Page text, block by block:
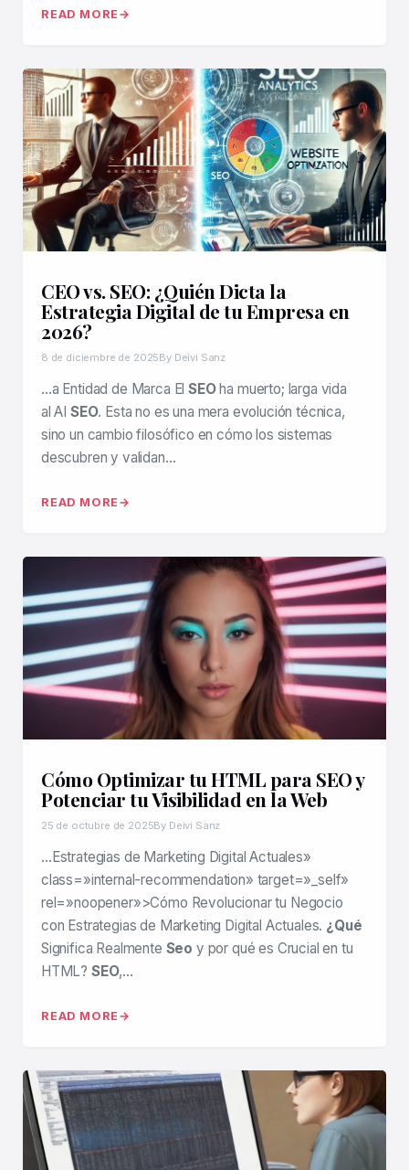
READ MORE
CEO vs. SEO: ¿Quién Dicta la
Estrategia Digital de tu Empresa en
2026?
8 de diciembre de 2025By Deivi Sanz
…a Entidad de Marca ElSEOha muerto; larga vida
al AI SEO. Esta no es una mera evolución técnica,
sino un cambio filosófico en cómo los sistemas
descubren y validan…
READ MORE
Cómo Optimizar tu HTML para SEO y
Potenciar tu Visibilidad en la Web
25 de octubre de 2025By Deivi Sanz
…Estrategias de Marketing Digital Actuales»
class=»internal-recommendation» target=»_self»
rel=»noopener»>Cómo Revolucionar tu Negocio
con Estrategias de Marketing Digital Actuales. ¿Qué
Significa Realmente Seo y por qué es Crucial en tu
HTML? SEO,…
READ MORE